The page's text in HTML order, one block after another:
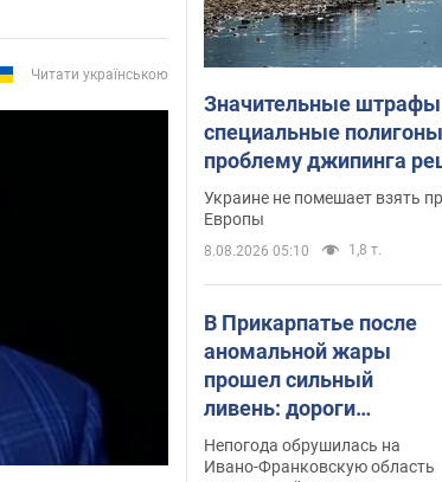
Читати українською
Значительные
специальные
проблему джипинга
границей
Украине не помешает взять
Европы
8.08.2026 05:10 1,8 т.
В Прикарпатье после
аномальной жары
прошел сильный
ливень: дороги
превратились в реки.
Видео
Непогода обрушилась на
Ивано-Франковскую область